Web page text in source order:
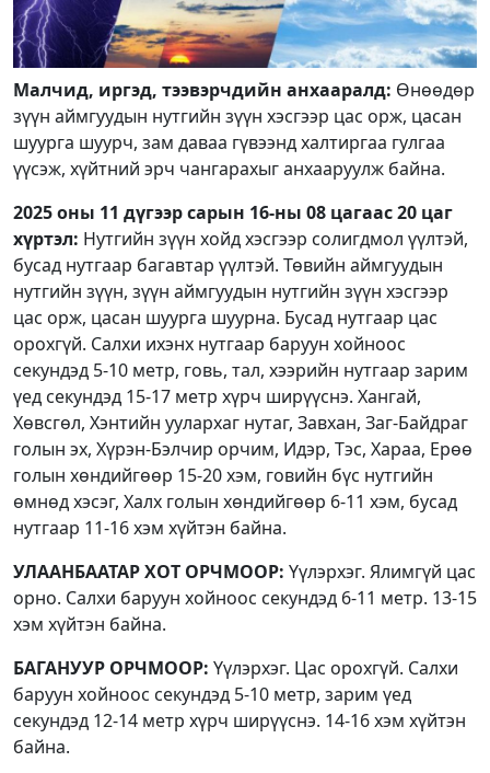
Малчид, иргэд, тээвэрчдийн анхааралд: Өнөөдөр
зүүн аймгуудын нутгийн зүүн хэсгээр цас орж, цасан
шуурга шуурч, зам даваа гүвээнд халтиргаа гулгаа
үүсэж, хүйтний эрч чангарахыг анхааруулж байна.
2025 оны 11 дүгээр сарын 16-ны 08 цагаас 20 цаг
хүртэл: Нутгийн зүүн хойд хэсгээр солигдмол үүлтэй,
бусад нутгаар багавтар үүлтэй. Төвийн аймгуудын
нутгийн зүүн, зүүн аймгуудын нутгийн зүүн хэсгээр
цас орж, цасан шуурга шуурна. Бусад нутгаар цас
орохгүй. Салхи ихэнх нутгаар баруун хойноос
секундэд 5-10 метр, говь, тал, хээрийн нутгаар зарим
үед секундэд 15-17 метр хүрч ширүүснэ. Хангай,
Хөвсгөл, Хэнтийн уулархаг нутаг, Завхан, Заг-Байдраг
голын эх, Хүрэн-Бэлчир орчим, Идэр, Тэс, Хараа, Ерөө
голын хөндийгөөр 15-20 хэм, говийн бүс нутгийн
өмнөд хэсэг, Халх голын хөндийгөөр 6-11 хэм, бусад
нутгаар 11-16 хэм хүйтэн байна.
УЛААНБААТАР ХОТ ОРЧМООР: Үүлэрхэг. Ялимгүй цас
орно. Салхи баруун хойноос секундэд 6-11 метр. 13-15
хэм хүйтэн байна.
БАГАНУУР ОРЧМООР: Үүлэрхэг. Цас орохгүй. Салхи
баруун хойноос секундэд 5-10 метр, зарим үед
секундэд 12-14 метр хүрч ширүүснэ. 14-16 хэм хүйтэн
байна.